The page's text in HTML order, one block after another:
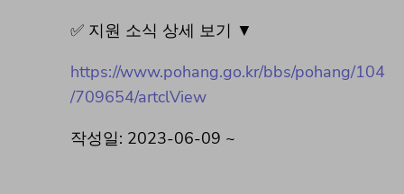
✅ 지원 소식 상세 보기 ▼
https://www.pohang.go.kr/bbs/pohang/104
/709654/artclView
작성일: 2023-06-09 ~